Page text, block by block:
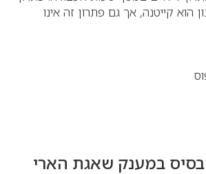
קייטנה, אך גם פתרון זה אינו
במענק שאגת הארי